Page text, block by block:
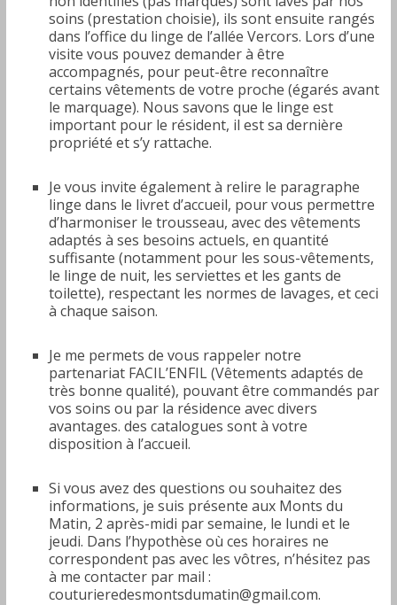
soins (prestation choisie), ils sont ensuite rangés
dans l’office du linge de l’allée Vercors. Lors d’une
visite vous pouvez demander à être
accompagnés, pour peut-être reconnaître
certains vêtements de votre proche (égarés avant
le marquage). Nous savons que le linge est
important pour le résident, il est sa dernière
propriété et s’y rattache.
Je vous invite également à relire le paragraphe
linge dans le livret d’accueil, pour vous permettre
d’harmoniser le trousseau, avec des vêtements
adaptés à ses besoins actuels, en quantité
suffisante (notamment pour les sous-vêtements,
le linge de nuit, les serviettes et les gants de
toilette), respectant les normes de lavages, et ceci
à chaque saison.
Je me permets de vous rappeler notre
partenariat FACIL’ENFIL (Vêtements adaptés de
très bonne qualité), pouvant être commandés par
vos soins ou par la résidence avec divers
avantages. des catalogues sont à votre
disposition à l’accueil.
Si vous avez des questions ou souhaitez des
informations, je suis présente aux Monts du
Matin, 2 après-midi par semaine, le lundi et le
jeudi. Dans l’hypothèse où ces horaires ne
correspondent pas avec les vôtres, n’hésitez pas
à me contacter par mail :
couturieredesmontsdumatin@gmail.com.